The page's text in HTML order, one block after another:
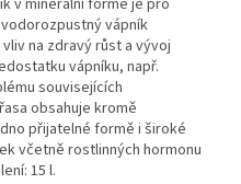
v minerální formě je pro
vápník
na zdravý růst a vývoj
vápníku, např.
souvisejících
obsahuje kromě
přijatelné formě i široké
včetně rostlinných hormonu
15 l.